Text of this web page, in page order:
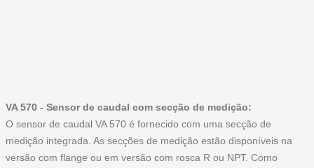
VA 570 - Sensor de caudal com secção de medição:
O sensor de caudal VA 570 é fornecido com uma secção de
medição integrada. As secções de medição estão disponíveis na
versão com flange ou em versão com rosca R ou NPT. Como